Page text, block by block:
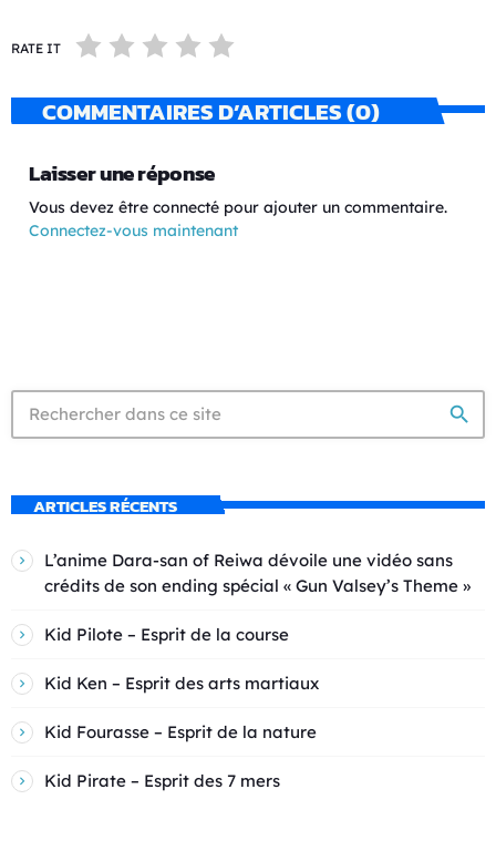
RATE IT
COMMENTAIRES D’ARTICLES (0)
Laisser une réponse
Vous devez être connecté pour ajouter un commentaire.
Connectez-vous maintenant
search
ARTICLES RÉCENTS
L’anime Dara-san of Reiwa dévoile une vidéo sans
crédits de son ending spécial « Gun Valsey’s Theme »
Kid Pilote – Esprit de la course
Kid Ken – Esprit des arts martiaux
Kid Fourasse – Esprit de la nature
Kid Pirate – Esprit des 7 mers